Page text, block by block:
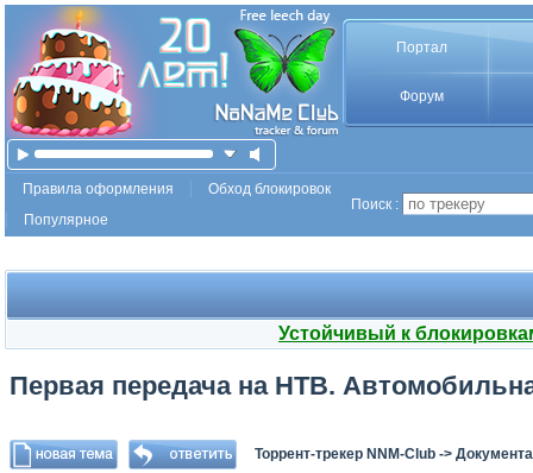
Портал
Форум
Правила оформления
Обход блокировок
Популярное
Поиск :
Устойчивый к
Первая передача на НТВ.
Торрент-трекер NNM-Club ->